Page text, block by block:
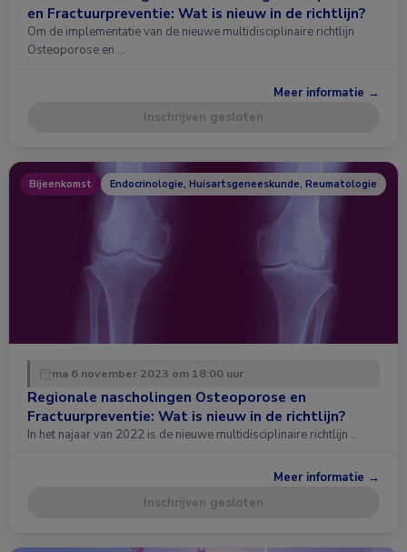
en Fractuurpreventie: Wat is nieuw in de richtlijn?
Om de implementatie van de nieuwe multidisciplinaire richtlijn
Osteoporose en …
Meer informatie →
Inschrijven gesloten
Bijeenkomst Endocrinologie, Huisartsgeneeskunde, Reumatologie
ma 6 november 2023 om 18:00 uur
Regionale nascholingen Osteoporose en
Fractuurpreventie: Wat is nieuw in de richtlijn?
In het najaar van 2022 is de nieuwe multidisciplinaire richtlijn …
Meer informatie →
Inschrijven gesloten